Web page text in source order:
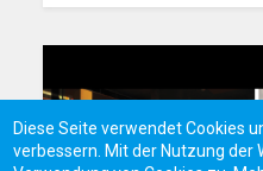
Diese Seite verwendet Cookies
verbessern. Mit der Nutzung der